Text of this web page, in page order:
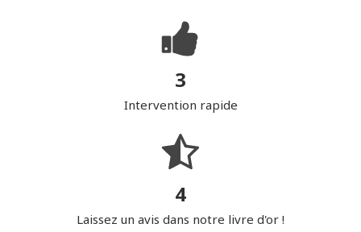
3
Intervention rapide
4
Laissez un avis dans notre livre d'or !